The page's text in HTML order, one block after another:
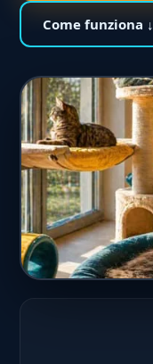
Come funziona ↓